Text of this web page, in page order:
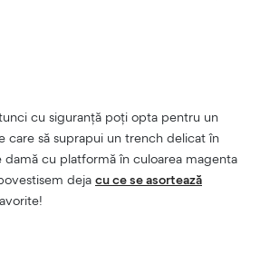
cu siguranță poți opta pentru un
care să suprapui un trench delicat în
cu platformă în culoarea magenta
deja cu ce se asortează